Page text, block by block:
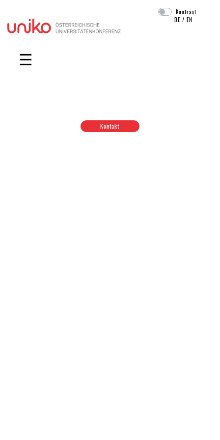
Navigation überspringen
Kontrast
DE /EN
☰
Kontakt